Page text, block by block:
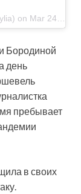
Бородиной
день
пребывает
в своих